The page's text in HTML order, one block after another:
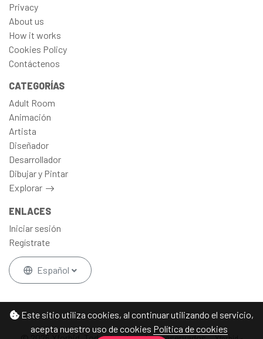
Este sitio utiliza cookies, al continuar utilizando el servicio,
acepta nuestro uso de cookies Política de cookies
Privacy
About us
How it works
Cookies Policy
Contáctenos
CATEGORÍAS
Adult Room
Animación
Artista
Diseñador
Desarrollador
Dibujar y Pintar
Explorar
ENLACES
Iniciar sesión
Regístrate
Español